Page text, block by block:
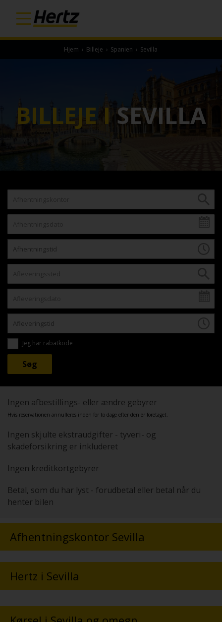
Hjem › Billeje › Spanien › Sevilla
BILLEJE I SEVILLA
Jeg har rabatkode
Ingen afbestillings- eller ændre gebyrer
Hvis reservationen annulleres inden for to dage efter den er foretaget.
Ingen skjulte ekstraudgifter - tyveri- og
skadeforsikring er inkluderet
Ingen kreditkortgebyrer
Betal, som du har lyst - forudbetal eller betal når du
henter bilen
Afhentningskontor Sevilla
Hertz i Sevilla